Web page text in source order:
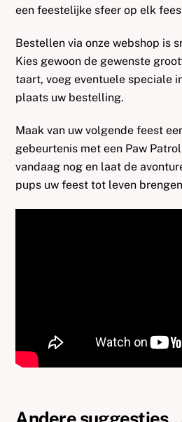
een feestelijke sfeer op elk
Bestellen via onze webshop is
Kies gewoon de gewenste
taart, voeg eventuele speciale
plaats uw bestelling.
Maak van uw volgende feest
gebeurtenis met een Paw
vandaag nog en laat de
pups uw feest tot leven